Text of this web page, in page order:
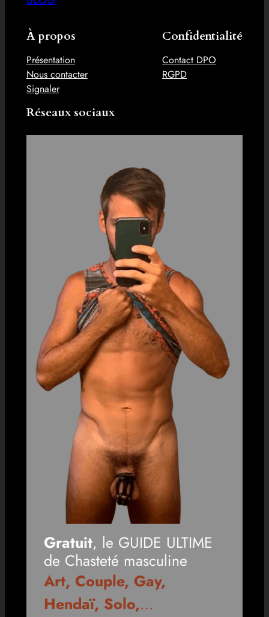
À propos
Présentation
Nous contacter
Signaler
Confidentialité
Contact DPO
RGPD
Réseaux sociaux
Gratuit, le GUIDE ULTIME
de Chasteté masculine
Art, Couple, Gay,
Hendaï, Solo,…